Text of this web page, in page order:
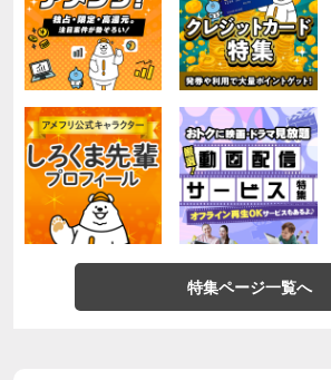
特集ページ一覧へ